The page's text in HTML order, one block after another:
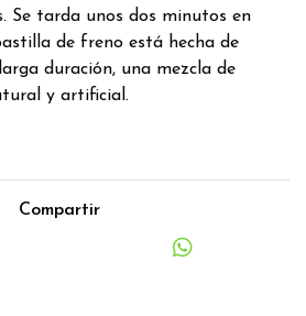
Se tarda unos dos minutos en
de freno está hecha de
duración, una mezcla de
y artificial.
Compartir